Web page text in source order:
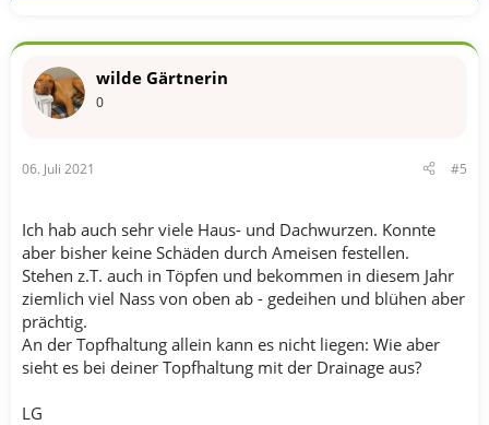
wilde Gärtnerin
0
06. Juli 2021 #5
Ich hab auch sehr viele Haus- und Dachwurzen. Konnte
aber bisher keine Schäden durch Ameisen festellen.
Stehen z.T. auch in Töpfen und bekommen in diesem Jahr
ziemlich viel Nass von oben ab - gedeihen und blühen aber
prächtig.
An der Topfhaltung allein kann es nicht liegen: Wie aber
sieht es bei deiner Topfhaltung mit der Drainage aus?
LG